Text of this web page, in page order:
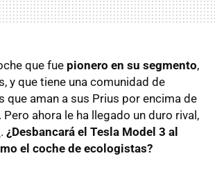
que fue pionero en su segmento,
y que tiene una comunidad de
que aman a sus Prius por encima de
ahora le ha llegado un duro rival,
. ¿Desbancará el Tesla Model 3 al
el coche de ecologistas?